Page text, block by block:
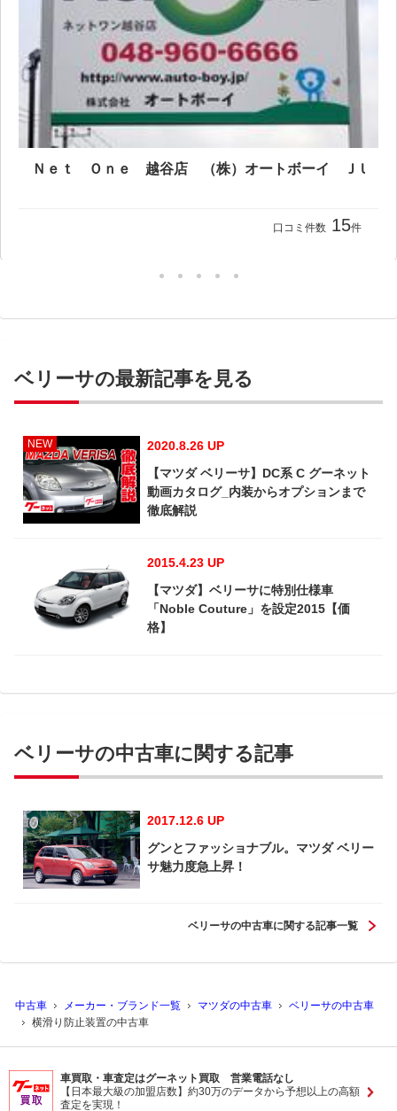
口コミ件数 15件
ベリーサの最新記事を見る
NEW
2020.8.26 UP
【マツダ ベリーサ】DC系 C グーネット
動画カタログ_内装からオプションまで
徹底解説
2015.4.23 UP
【マツダ】ベリーサに特別仕様車
「Noble Couture」を設定2015【価
格】
ベリーサの中古車に関する記事
2017.12.6 UP
グンとファッショナブル。マツダ ベリー
サ魅力度急上昇！
ベリーサの中古車に関する記事一覧
中古車 メーカー・ブランド一覧 マツダの中古車
ベリーサの中古車
横滑り防止装置の中古車
車買取・車査定はグーネット買取 営業電話なし
【日本最大級の加盟店数】約30万のデータから予想以上の高額
査定を実現！